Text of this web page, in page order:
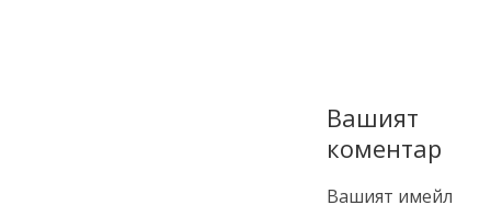
Вашият
коментар
Вашият имейл